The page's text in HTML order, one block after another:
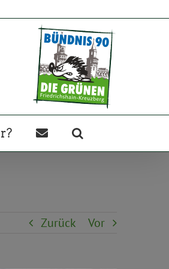
Zurück Vor